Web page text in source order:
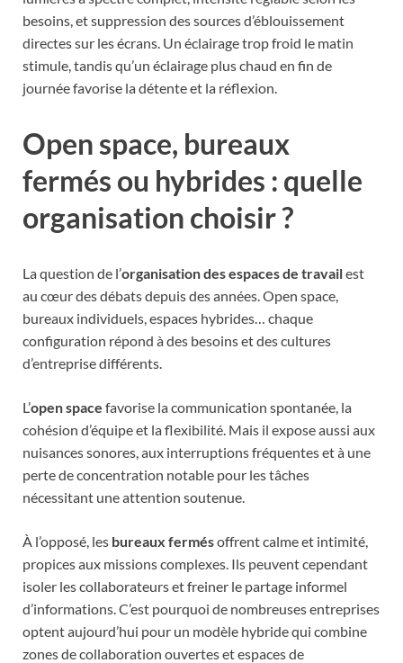
besoins, et suppression des sources d’éblouissement
directes sur les écrans. Un éclairage trop froid le matin
stimule, tandis qu’un éclairage plus chaud en fin de
journée favorise la détente et la réflexion.
Open space, bureaux
fermés ou hybrides : quelle
organisation choisir ?
La question de l’organisation des espaces de travailest
au cœur des débats depuis des années. Open space,
bureaux individuels, espaces hybrides… chaque
configuration répond à des besoins et des cultures
d’entreprise différents.
L’open space favorise la communication spontanée, la
cohésion d’équipe et la flexibilité. Mais il expose aussi aux
nuisances sonores, aux interruptions fréquentes et à une
perte de concentration notable pour les tâches
nécessitant une attention soutenue.
À l’opposé, les bureaux fermésoffrent calme et intimité,
propices aux missions complexes. Ils peuvent cependant
isoler les collaborateurs et freiner le partage informel
d’informations. C’est pourquoi de nombreuses entreprises
optent aujourd’hui pour un modèle hybride qui combine
zones de collaboration ouvertes et espaces de